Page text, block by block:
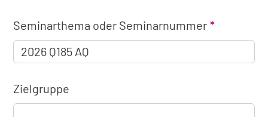
Angaben
zum
Seminar
Seminarthema oder Seminarnummer
Zielgruppe